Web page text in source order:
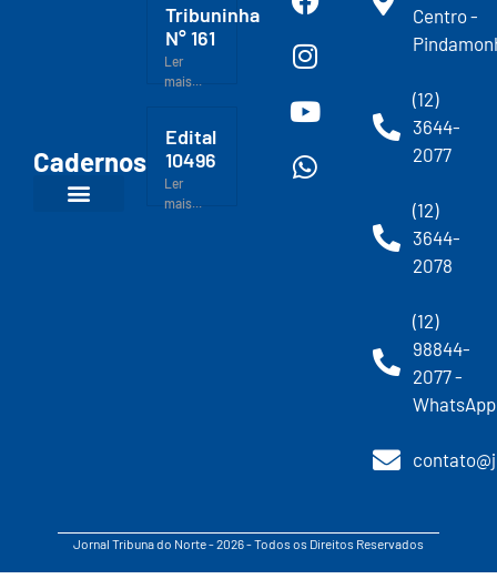
Cadernos
Tribuninha
N° 161
Ler
mais...
Edital
10496
Ler
mais...
Centro -
(12)
3644-
2077
(12)
3644-
2078
(12)
98844-
2077 -
WhatsApp
Jornal Tribuna do Norte - 2026 - Todos os Direitos Reservados